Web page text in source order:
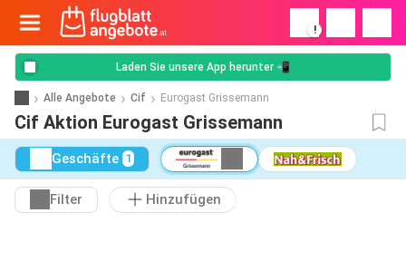
!
Laden Sie unsere App herunter 📲
Alle Angebote Cif Eurogast Grissemann
Cif Aktion Eurogast Grissemann
Geschäfte 1
Filter Hinzufügen